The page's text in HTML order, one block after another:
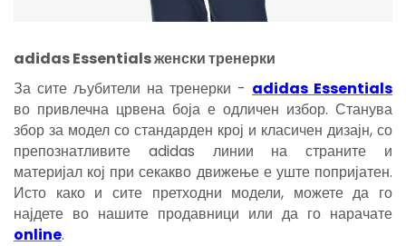
adidas Essentialsженски тренерки
За сите љубители на тренерки - adidas Essentials
во привлечна црвена боја е одличен избор. Станува
збор за модел со стандарден крој и класичен дизајн, со
препознатливите adidas линии на страните и
материјал кој при секакво движење е уште попријатен.
Исто како и сите претходни модели, можете да го
најдете во нашите продавници или да го нарачате
online.